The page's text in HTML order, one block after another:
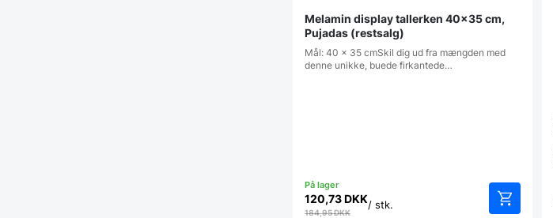
Melamin display tallerken 40×35 cm,
Pujadas (restsalg)
Mål: 40 x 35 cmSkil dig ud fra mængden med
denne unikke, buede firkantede…
120,73DKK
184,95DKK
/ stk.